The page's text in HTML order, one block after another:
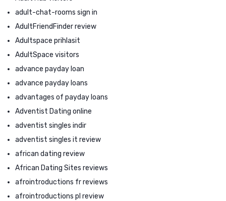
adult-chat-rooms sign in
AdultFriendFinder review
Adultspace prihlasit
AdultSpace visitors
advance payday loan
advance payday loans
advantages of payday loans
Adventist Dating online
adventist singles indir
adventist singles it review
african dating review
African Dating Sites reviews
afrointroductions fr reviews
afrointroductions pl review